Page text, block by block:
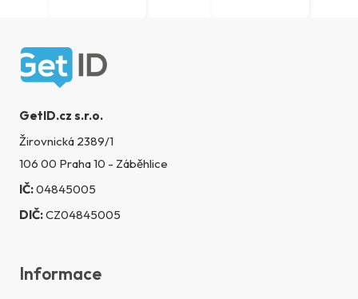
Zápatí
GetID.cz s.r.o.
Žirovnická 2389/1
106 00 Praha 10 - Záběhlice
IČ:04845005
DIČ:CZ04845005
Informace